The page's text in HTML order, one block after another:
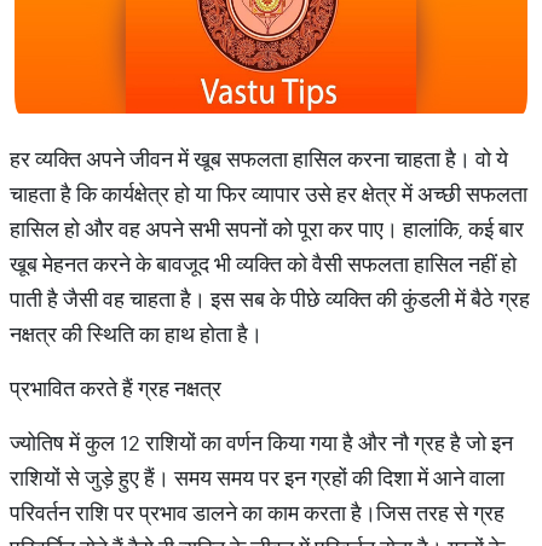
हर व्यक्ति अपने जीवन में खूब सफलता हासिल करना चाहता है। वो ये
चाहता है कि कार्यक्षेत्र हो या फिर व्यापार उसे हर क्षेत्र में अच्छी सफलता
हासिल हो और वह अपने सभी सपनों को पूरा कर पाए। हालांकि, कई बार
खूब मेहनत करने के बावजूद भी व्यक्ति को वैसी सफलता हासिल नहीं हो
पाती है जैसी वह चाहता है। इस सब के पीछे व्यक्ति की कुंडली में बैठे ग्रह
नक्षत्र की स्थिति का हाथ होता है।
प्रभावित करते हैं ग्रह नक्षत्र
ज्योतिष में कुल 12 राशियों का वर्णन किया गया है और नौ ग्रह है जो इन
राशियों से जुड़े हुए हैं। समय समय पर इन ग्रहों की दिशा में आने वाला
परिवर्तन राशि पर प्रभाव डालने का काम करता है।जिस तरह से ग्रह